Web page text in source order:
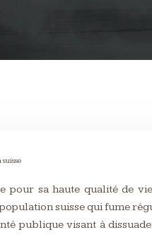
pour sa haute qualité de
suisse qui fume
publique visant à